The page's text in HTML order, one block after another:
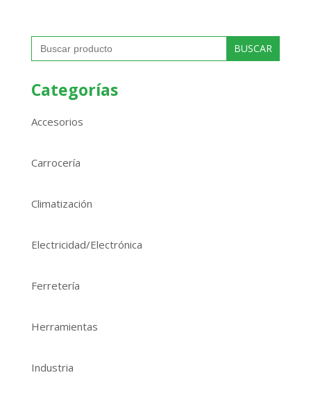
Buscar:
Categorías
Accesorios
Carrocería
Climatización
Electricidad/Electrónica
Ferretería
Herramientas
Industria